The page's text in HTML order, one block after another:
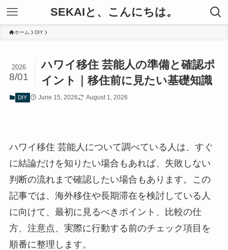
SEKAIと、こんにちは。
ホーム DIY
ハワイ移住 芸能人の準備と確認ポ
イント｜移住前に見たい基礎知識
2026
8/01
DIY June 15, 2026 August 1, 2026
ハワイ移住 芸能人について調べている人は、すぐ
に結論だけを知りたい場合もあれば、失敗しない
判断の流れまで確認したい場合もあります。この
記事では、海外移住や長期滞在を検討している人
に向けて、最初に見るべきポイント、比較の仕
方、注意点、実際に行動する前のチェック項目を
順番に整理します。